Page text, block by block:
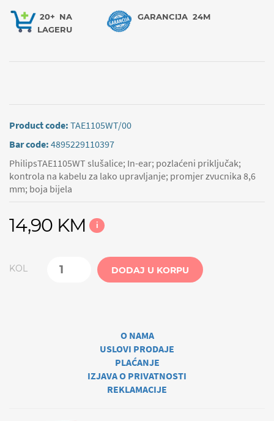
20+ NA
LAGERU
GARANCIJA 24M
Product code: TAE1105WT/00
Bar code: 4895229110397
PhilipsTAE1105WT slušalice; In-ear; pozlaćeni priključak;
kontrola na kabelu za lako upravljanje; promjer zvucnika 8,6
mm; boja bijela
14,90 KM i
KOL DODAJ U KORPU
O NAMA
USLOVI PRODAJE
PLAĆANJE
IZJAVA O PRIVATNOSTI
REKLAMACIJE